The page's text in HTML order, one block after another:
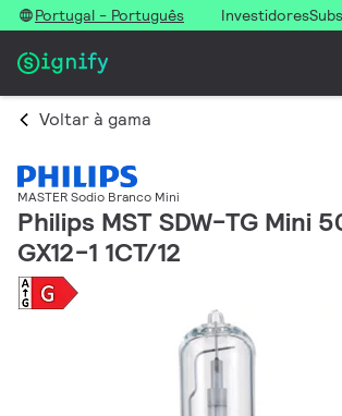
Portugal - Português Investidores
Voltar à gama
MASTER Sodio Branco Mini
Philips MST SDW-TG Mini
GX12-1 1CT/12